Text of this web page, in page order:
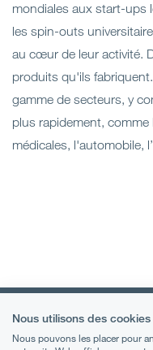
mondiales aux start-ups
les spin-outs
au cœur de leur activité.
produits qu'ils
gamme de secteurs, y
plus rapidement,
médicales, l'automobile,
Nous utilisons des cookies
Nous pouvons les placer pour